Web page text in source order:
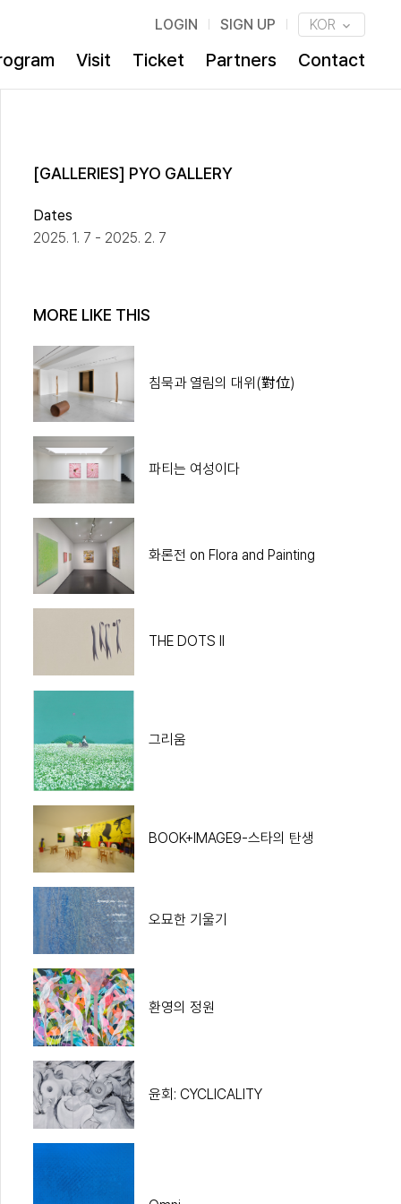
LOGIN SIGN UP KOR
Visit Ticket Partners Contact
[GALLERIES] PYO GALLERY
Dates
2025. 1. 7 - 2025. 2. 7
MORE LIKE THIS
침묵과 열림의 대위(對位)
파티는 여성이다
화론전 on Flora and Painting
THE DOTS II
그리움
BOOK+IMAGE9-스타의 탄생
오묘한 기울기
환영의 정원
윤회: CYCLICALITY